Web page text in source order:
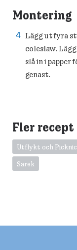
Montering
Lägg ut fyra
coleslaw.
slå in i papper
genast.
Fler recept
Utflykt och
Sarek